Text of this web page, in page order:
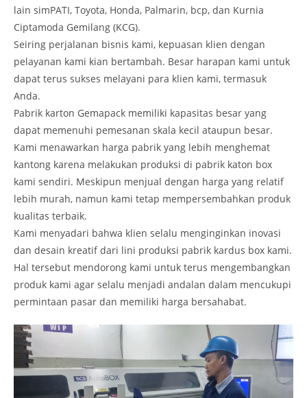
lain simPATI, Toyota, Honda, Palmarin, bcp, dan Kurnia
Ciptamoda Gemilang (KCG).
Seiring perjalanan bisnis kami, kepuasan klien dengan
pelayanan kami kian bertambah. Besar harapan kami untuk
dapat terus sukses melayani para klien kami, termasuk
Anda.
Pabrik karton Gemapack memiliki kapasitas besar yang
dapat memenuhi pemesanan skala kecil ataupun besar.
Kami menawarkan harga pabrik yang lebih menghemat
kantong karena melakukan produksi di pabrik katon box
kami sendiri. Meskipun menjual dengan harga yang relatif
lebih murah, namun kami tetap mempersembahkan produk
kualitas terbaik.
Kami menyadari bahwa klien selalu menginginkan inovasi
dan desain kreatif dari lini produksi pabrik kardus box kami.
Hal tersebut mendorong kami untuk terus mengembangkan
produk kami agar selalu menjadi andalan dalam mencukupi
permintaan pasar dan memiliki harga bersahabat.